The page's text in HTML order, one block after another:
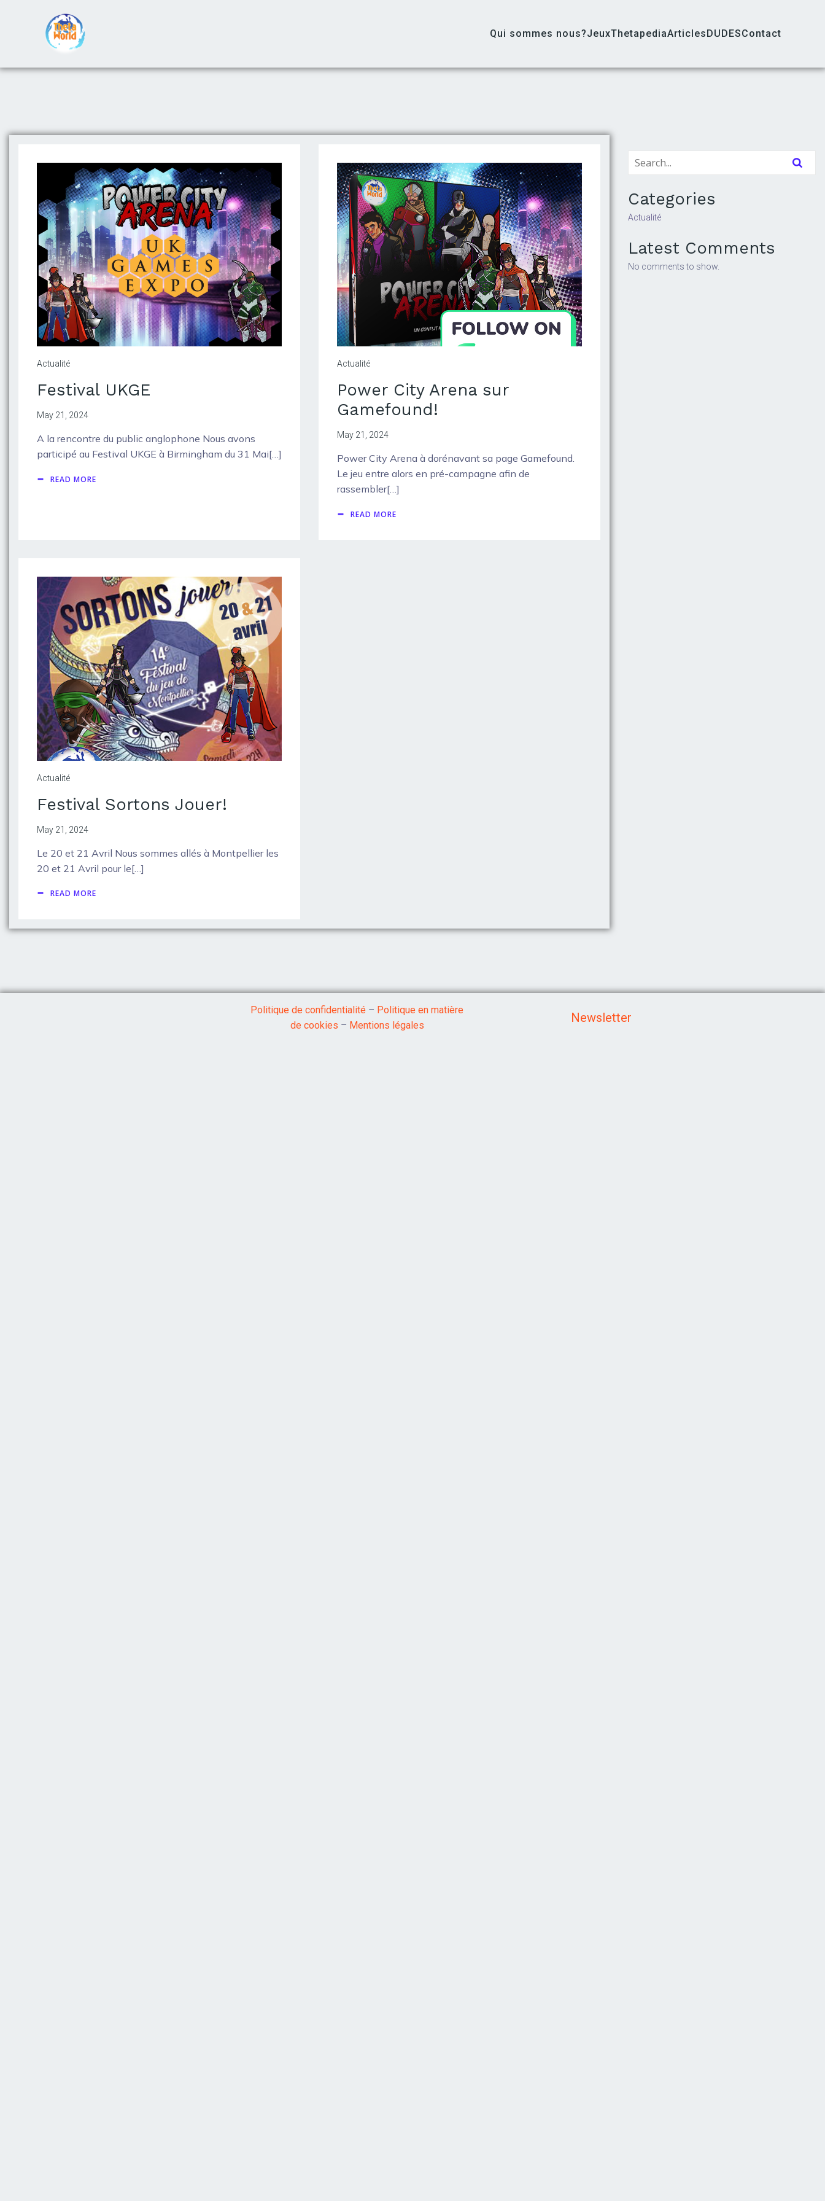
Qui sommes nous?JeuxThetapediaArticlesDUDESContact
Actualité
Festival UKGE
May 21, 2024
A la rencontre du public anglophone Nous avons
participé au Festival UKGE à Birmingham du 31 Mai[…]
READ MORE
Actualité
Power City Arena sur
Gamefound!
May 21, 2024
Power City Arena à dorénavant sa page Gamefound.
Le jeu entre alors en pré-campagne afin de
rassembler[…]
READ MORE
Actualité
Festival Sortons Jouer!
May 21, 2024
Le 20 et 21 Avril Nous sommes allés à Montpellier les
20 et 21 Avril pour le[…]
READ MORE
Categories
Actualité
Latest Comments
No comments to show.
Politique de confidentialité – Politique en matière
de cookies – Mentions légales
Newsletter